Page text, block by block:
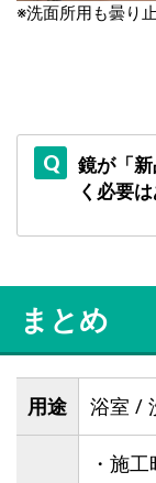
※洗面所用も曇り
鏡が「
く必要
まとめ
用途 浴室 /
・施